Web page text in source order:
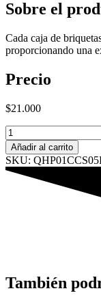
Sobre el
Cada caja de
proporcionando una
Precio
$21.000
Carbón
Cocous
25x18
Flat
Añadir al carrito
SKU:
También